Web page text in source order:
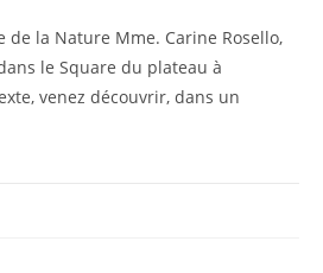
de la Nature Mme. Carine Rosello,
le Square du plateau à
venez découvrir, dans un